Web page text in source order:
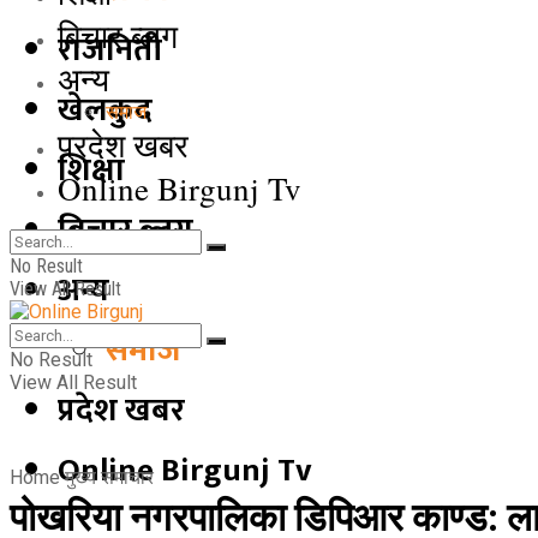
राजनिती
खेलकुद
शिक्षा
बिचार ब्लग
अन्य
समाज
प्रदेश खबर
Online Birgunj Tv
बिचार ब्लग
अन्य
समाज
प्रदेश खबर
Online Birgunj Tv
No Result
View All Result
No Result
View All Result
Home मुख्य समाचार
पोखरिया नगरपालिका डिपिआर काण्ड: